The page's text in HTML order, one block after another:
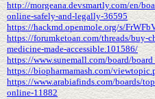
http://morgeana.devsmartly.com/en/
online-safely-and-legally-36595
https://hackmd.openmole.org/s/
https://forumketoan.com/threads/buy-
medicine-made-accessible.101586/
https://www.sunemall.com/board/
https://biopharmamash.com/
https://www.arabiafinds.com/boards/
online-11882